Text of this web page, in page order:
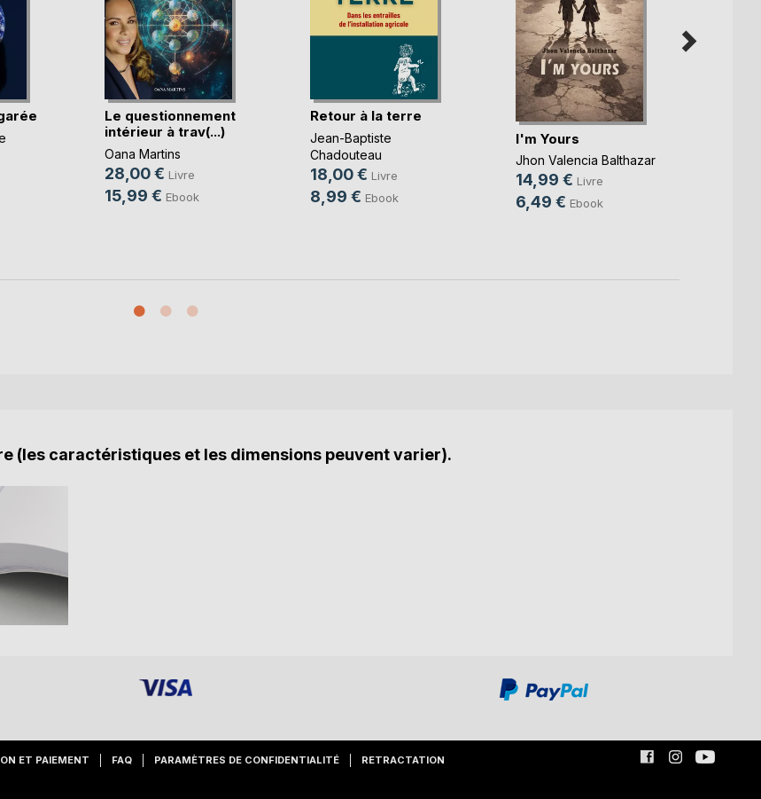
Le questionnement
intérieur à trav(...)
Oana Martins
28,00 € Livre
15,99 € Ebook
Retour à la terre
Jean-Baptiste
Chadouteau
18,00 € Livre
8,99 € Ebook
I'm Yours
Jhon Valencia Balthazar
14,99 € Livre
6,49 € Ebook
(les caractéristiques et les dimensions peuvent varier).
ET PAIEMENT FAQ PARAMÈTRES DE CONFIDENTIALITÉ RETRACTATION